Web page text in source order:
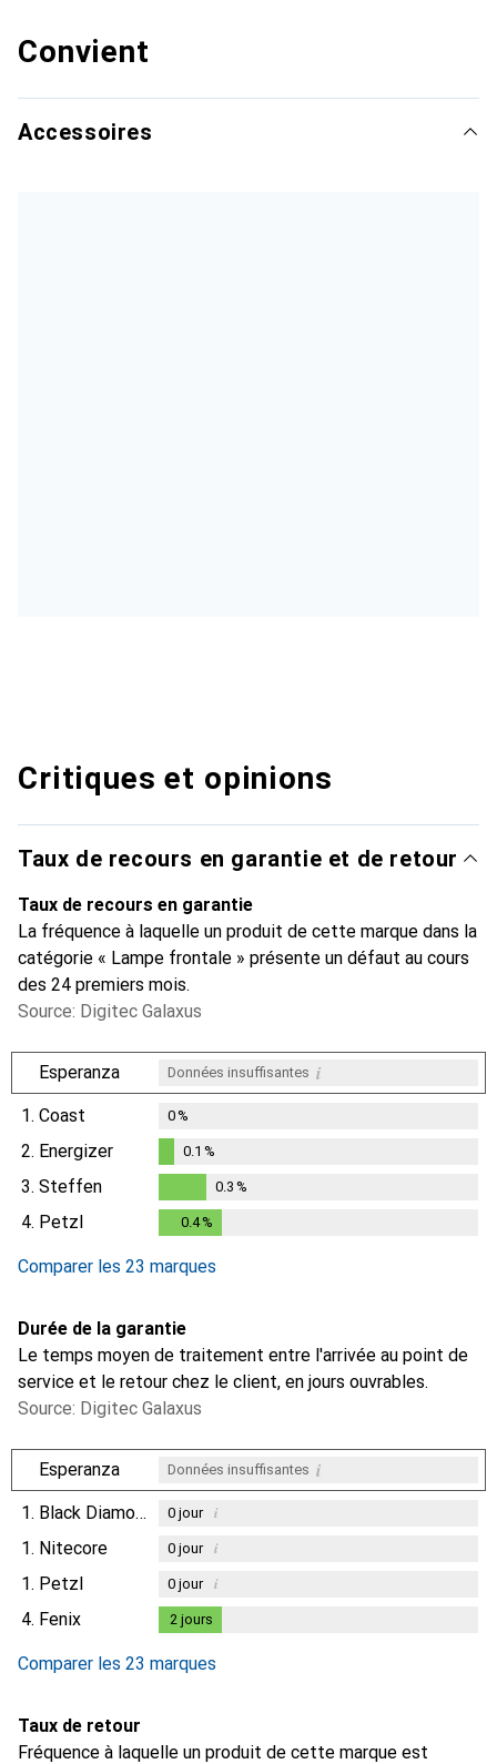
Convient
Accessoires
Critiques et opinions
Taux de recours en garantie et de retour
Taux de recours en garantie
La fréquence à laquelle un produit de cette marque dans la
catégorie « Lampe frontale » présente un défaut au cours
des 24 premiers mois.
Source: Digitec Galaxus
Esperanza Données insuffisantes i
1. Coast 0%
2. Energizer
%
0.1 %
3. Steffen
0.3%
0.3 %
4. Petzl 0.4%
Comparer les 23 marques
Durée de la garantie
Le temps moyen de traitement entre l'arrivée au point de
service et le retour chez le client, en jours ouvrables.
Source: Digitec Galaxus
Esperanza Données insuffisantes i
1. Black Diamond 0jour i
1. Nitecore 0jour i
1. Petzl 0jour i
4. Fenix 2 jours
Comparer les 23 marques
Taux de retour
Fréquence à laquelle un produit de cette marque est